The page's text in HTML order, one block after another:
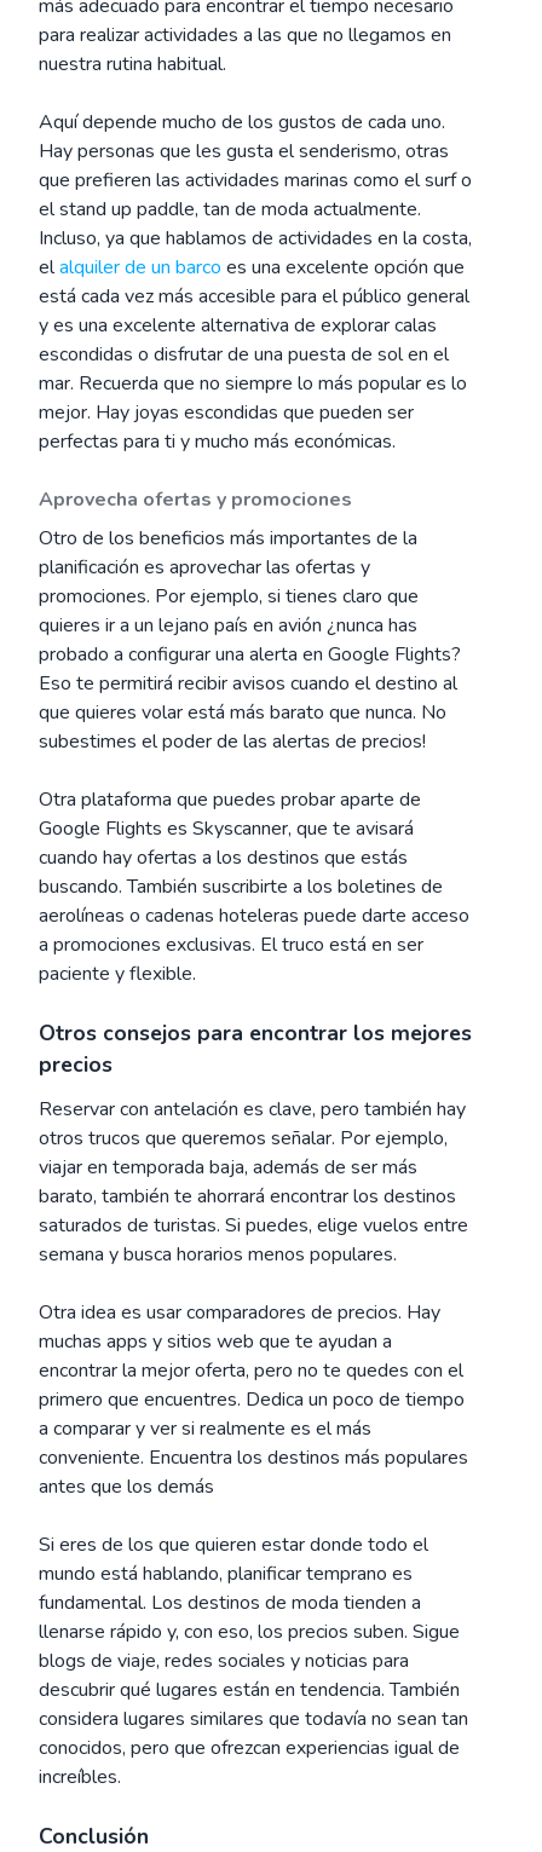
más adecuado para encontrar el tiempo necesario
para realizar actividades a las que no llegamos en
nuestra rutina habitual.
Aquí depende mucho de los gustos de cada uno.
Hay personas que les gusta el senderismo, otras
que prefieren las actividades marinas como el surf o
el stand up paddle, tan de moda actualmente.
Incluso, ya que hablamos de actividades en la costa,
elalquiler de un barco es una excelente opción que
está cada vez más accesible para el público general
y es una excelente alternativa de explorar calas
escondidas o disfrutar de una puesta de sol en el
mar. Recuerda que no siempre lo más popular es lo
mejor. Hay joyas escondidas que pueden ser
perfectas para ti y mucho más económicas.
Aprovecha ofertas y promociones
Otro de los beneficios más importantes de la
planificación es aprovechar las ofertas y
promociones. Por ejemplo, si tienes claro que
quieres ir a un lejano país en avión ¿nunca has
probado a configurar una alerta en Google Flights?
Eso te permitirá recibir avisos cuando el destino al
que quieres volar está más barato que nunca. No
subestimes el poder de las alertas de precios!
Otra plataforma que puedes probar aparte de
Google Flights es Skyscanner, que te avisará
cuando hay ofertas a los destinos que estás
buscando. También suscribirte a los boletines de
aerolíneas o cadenas hoteleras puede darte acceso
a promociones exclusivas. El truco está en ser
paciente y flexible.
Otros consejos para encontrar los mejores
precios
Reservar con antelación es clave, pero también hay
otros trucos que queremos señalar. Por ejemplo,
viajar en temporada baja, además de ser más
barato, también te ahorrará encontrar los destinos
saturados de turistas. Si puedes, elige vuelos entre
semana y busca horarios menos populares.
Otra idea es usar comparadores de precios. Hay
muchas apps y sitios web que te ayudan a
encontrar la mejor oferta, pero no te quedes con el
primero que encuentres. Dedica un poco de tiempo
a comparar y ver si realmente es el más
conveniente. Encuentra los destinos más populares
antes que los demás
Si eres de los que quieren estar donde todo el
mundo está hablando, planificar temprano es
fundamental. Los destinos de moda tienden a
llenarse rápido y, con eso, los precios suben. Sigue
blogs de viaje, redes sociales y noticias para
descubrir qué lugares están en tendencia. También
considera lugares similares que todavía no sean tan
conocidos, pero que ofrezcan experiencias igual de
increíbles.
Conclusión